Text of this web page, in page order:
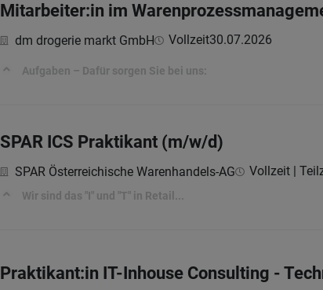
Mitarbeiter:in im
dm drogerie markt GmbH Vollzeit30.07.2026
Aufgaben – Dafür sorgen Sie bei uns:
SPAR ICS Praktikant (m/w/d)
SPAR Österreichische Warenhandels-AG Vollzeit |
Wir sind das "I" und "T" in Retail...
Praktikant:in IT-Inhouse Consulting -